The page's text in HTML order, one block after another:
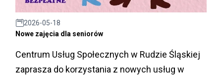
2026-05-18
Nowe zajęcia dla seniorów
Centrum Usług Społecznych w Rudzie Śląskiej
zaprasza do korzystania z nowych usług w